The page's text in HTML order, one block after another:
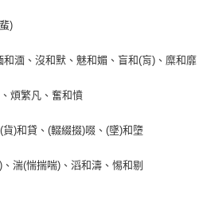
)
湎、沒和默、魅和媚、盲和(肓)、糜和
煩繁凡、奮和憤
)和貸、(輟綴掇)啜、(墜)和墮
湍(惴揣喘)、滔和濤、惕和剔